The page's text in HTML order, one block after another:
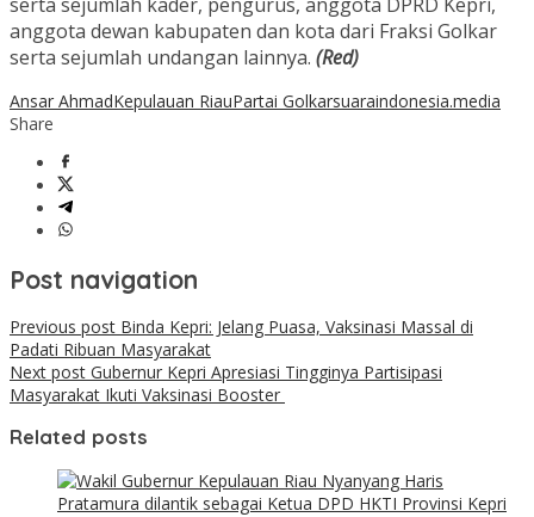
anggota dewan kabupaten dan kota dari Fraksi Golkar
serta sejumlah undangan lainnya. (Red)
Ansar AhmadKepulauan RiauPartai Golkarsuaraindonesia.media
Share
Post navigation
Previous post Binda Kepri: Jelang Puasa, Vaksinasi Massal di
Padati Ribuan Masyarakat
Next post Gubernur Kepri Apresiasi Tingginya Partisipasi
Masyarakat Ikuti Vaksinasi Booster
Related posts